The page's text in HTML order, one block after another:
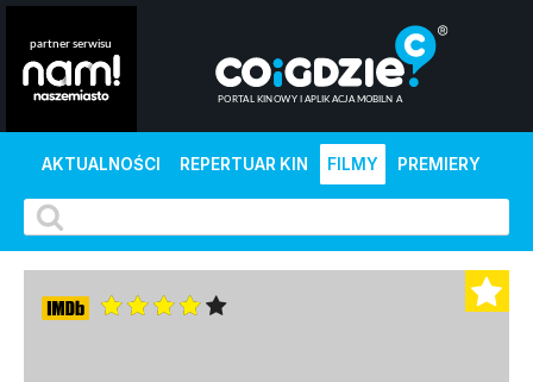
AKTUALNOŚCI REPERTUAR KIN FILMY PREMIERY